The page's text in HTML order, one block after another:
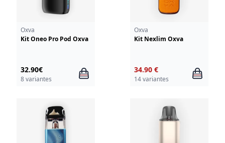
Oxva
Kit Oneo Pro Pod Oxva
32.90€
8 variantes
Oxva
Kit Nexlim Oxva
34.90 €
14 variantes